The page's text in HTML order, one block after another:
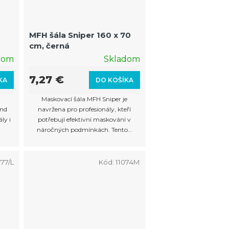
i
MFH šála Sniper 160 x 70
cm, černá
Skladom
DO KOŠÍKA
7,27 €
Maskovací šála MFH Sniper je
navržena pro profesionály, kteří
potřebují efektivní maskování v
náročných podmínkách. Tento...
L Kód:11074M